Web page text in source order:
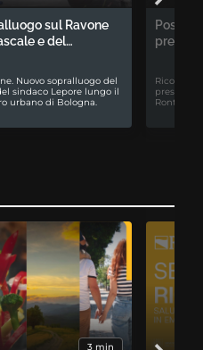
sul Ravone
e del…
Nuovo sopralluogo del
sindaco Lepore lungo il
urbano di Bologna.
Post
Rontini a
3 min